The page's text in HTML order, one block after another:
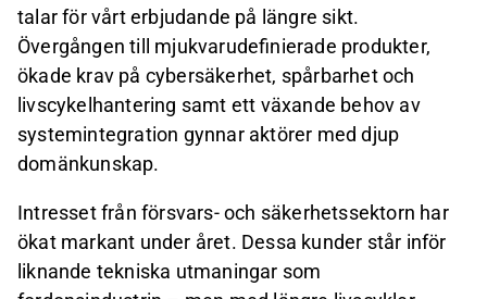
talar för vårt erbjudande på längre sikt.
Övergången till mjukvarudefinierade produkter,
ökade krav på cybersäkerhet, spårbarhet och
livscykelhantering samt ett växande behov av
systemintegration gynnar aktörer med djup
domänkunskap.
Intresset från försvars- och säkerhetssektorn har
ökat markant under året. Dessa kunder står inför
liknande tekniska utmaningar som